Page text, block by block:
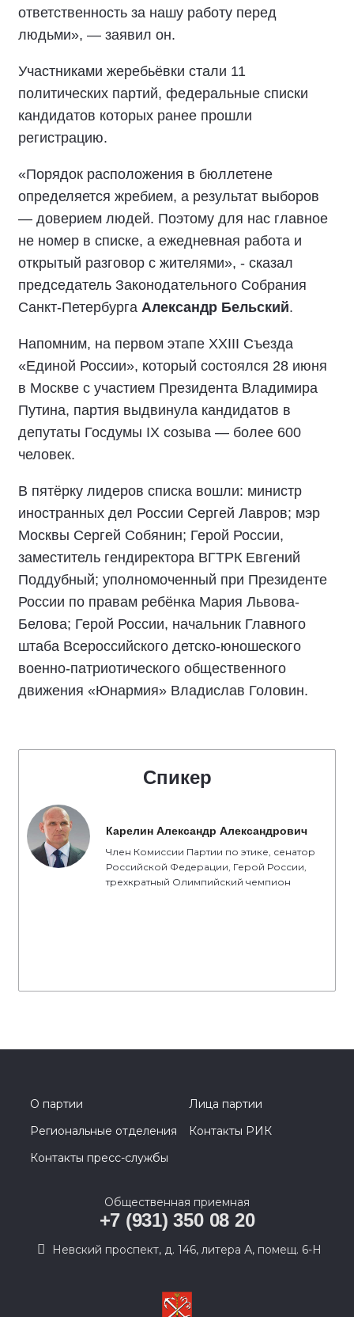
ответственность за нашу работу перед
людьми», — заявил он.
Участниками жеребьёвки стали 11
политических партий, федеральные списки
кандидатов которых ранее прошли
регистрацию.
«Порядок расположения в бюллетене
определяется жребием, а результат выборов
— доверием людей. Поэтому для нас главное
не номер в списке, а ежедневная работа и
открытый разговор с жителями», - сказал
председатель Законодательного Собрания
Санкт-Петербурга Александр Бельский.
Напомним, на первом этапе XXIII Съезда
«Единой России», который состоялся 28 июня
в Москве с участием Президента Владимира
Путина, партия выдвинула кандидатов в
депутаты Госдумы IX созыва — более 600
человек.
В пятёрку лидеров списка вошли: министр
иностранных дел России Сергей Лавров; мэр
Москвы Сергей Собянин; Герой России,
заместитель гендиректора ВГТРК Евгений
Поддубный; уполномоченный при Президенте
России по правам ребёнка Мария Львова-
Белова; Герой России, начальник Главного
штаба Всероссийского детско-юношеского
военно-патриотического общественного
движения «Юнармия» Владислав Головин.
Спикер
Карелин Александр Александрович
Член Комиссии Партии по этике, сенатор
Российской Федерации, Герой России,
трехкратный Олимпийский чемпион
О партии
Лица партии
Региональные отделения
Контакты РИК
Контакты пресс-службы
Общественная приемная
+7 (931) 350 08 20
Невский проспект, д. 146, литера А, помещ. 6-Н